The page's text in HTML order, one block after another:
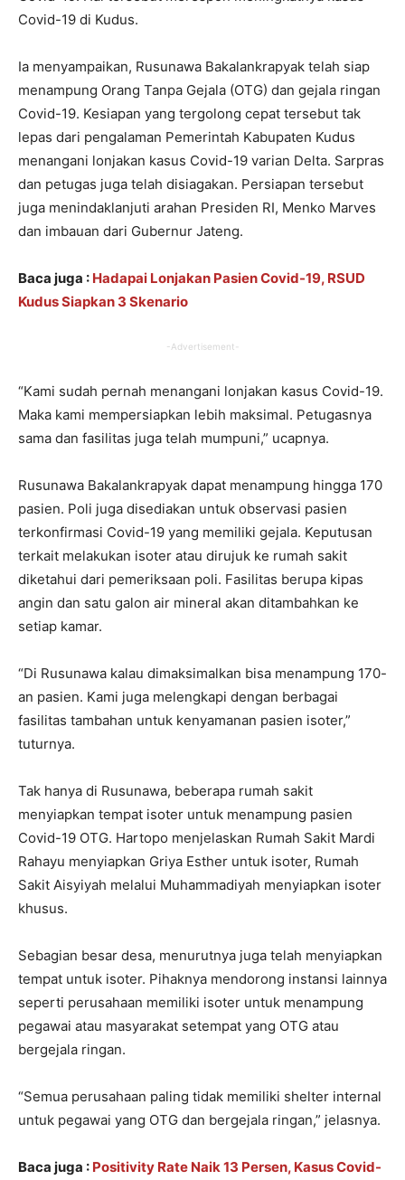
Covid-19 di Kudus.
Ia menyampaikan, Rusunawa Bakalankrapyak telah siap
menampung Orang Tanpa Gejala (OTG) dan gejala ringan
Covid-19. Kesiapan yang tergolong cepat tersebut tak
lepas dari pengalaman Pemerintah Kabupaten Kudus
menangani lonjakan kasus Covid-19 varian Delta. Sarpras
dan petugas juga telah disiagakan. Persiapan tersebut
juga menindaklanjuti arahan Presiden RI, Menko Marves
dan imbauan dari Gubernur Jateng.
Baca juga : Hadapai Lonjakan Pasien Covid-19, RSUD
Kudus Siapkan 3 Skenario
-Advertisement-
“Kami sudah pernah menangani lonjakan kasus Covid-19.
Maka kami mempersiapkan lebih maksimal. Petugasnya
sama dan fasilitas juga telah mumpuni,” ucapnya.
Rusunawa Bakalankrapyak dapat menampung hingga 170
pasien. Poli juga disediakan untuk observasi pasien
terkonfirmasi Covid-19 yang memiliki gejala. Keputusan
terkait melakukan isoter atau dirujuk ke rumah sakit
diketahui dari pemeriksaan poli. Fasilitas berupa kipas
angin dan satu galon air mineral akan ditambahkan ke
setiap kamar.
“Di Rusunawa kalau dimaksimalkan bisa menampung 170-
an pasien. Kami juga melengkapi dengan berbagai
fasilitas tambahan untuk kenyamanan pasien isoter,”
tuturnya.
Tak hanya di Rusunawa, beberapa rumah sakit
menyiapkan tempat isoter untuk menampung pasien
Covid-19 OTG. Hartopo menjelaskan Rumah Sakit Mardi
Rahayu menyiapkan Griya Esther untuk isoter, Rumah
Sakit Aisyiyah melalui Muhammadiyah menyiapkan isoter
khusus.
Sebagian besar desa, menurutnya juga telah menyiapkan
tempat untuk isoter. Pihaknya mendorong instansi lainnya
seperti perusahaan memiliki isoter untuk menampung
pegawai atau masyarakat setempat yang OTG atau
bergejala ringan.
“Semua perusahaan paling tidak memiliki shelter internal
untuk pegawai yang OTG dan bergejala ringan,” jelasnya.
Baca juga : Positivity Rate Naik 13 Persen, Kasus Covid-